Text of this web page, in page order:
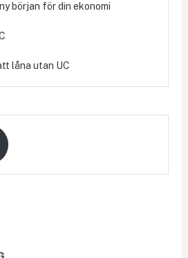
början för din ekonomi
låna utan UC